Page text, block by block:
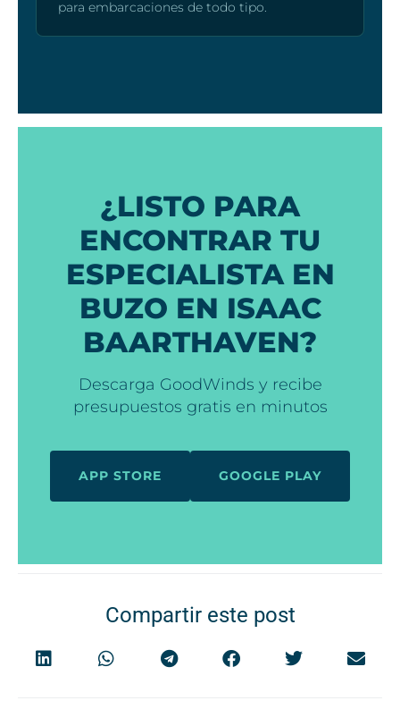
para embarcaciones de todo tipo.
¿LISTO PARA
ENCONTRAR TU
ESPECIALISTA EN
BUZO EN ISAAC
BAARTHAVEN?
Descarga GoodWinds y recibe
presupuestos gratis en minutos
APP STORE GOOGLE PLAY
Compartir este post